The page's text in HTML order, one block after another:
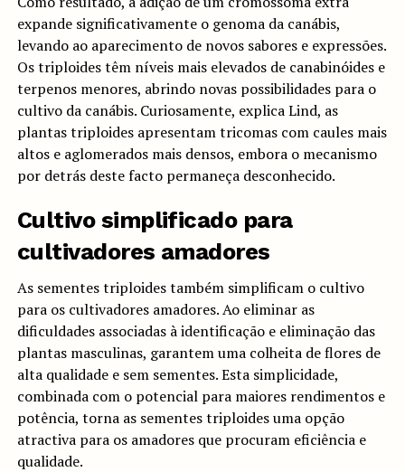
expande significativamente o genoma da canábis,
levando ao aparecimento de novos sabores e expressões.
Os triploides têm níveis mais elevados de canabinóides e
terpenos menores, abrindo novas possibilidades para o
cultivo da canábis. Curiosamente, explica Lind, as
plantas triploides apresentam tricomas com caules mais
altos e aglomerados mais densos, embora o mecanismo
por detrás deste facto permaneça desconhecido.
Cultivo simplificado para
cultivadores amadores
As sementes triploides também simplificam o cultivo
para os cultivadores amadores. Ao eliminar as
dificuldades associadas à identificação e eliminação das
plantas masculinas, garantem uma colheita de flores de
alta qualidade e sem sementes. Esta simplicidade,
combinada com o potencial para maiores rendimentos e
potência, torna as sementes triploides uma opção
atractiva para os amadores que procuram eficiência e
qualidade.